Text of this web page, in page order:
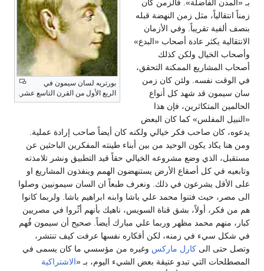
بورتريه لسان سيمون في
الربع الأول من القرن التاسع عشر.
بـ «المدن الفاضلة». فالزمن كان
زمناً انتقالياً، مثل زمن النهضة قبله
بنصف ألفية تقريباً. وفي الأزمان
الانتقالية يكثر عادة أصحاب «البدع»
وأصحاب الخيال ولكن كذلك
أصحاب المشاريع الممكنة التحقق،
في الوقت نفسه. ولئن كان زمن
سان سيمون قد شهد كل أنواع
الحالمين المتكاثرين، فإن هذا
«النبيل المفلس» كما كان البعض
يدعوه، كان صاحب فكر خيالي ولكنه كان أيضاً صاحب إرادة عملية.
ومن هنا يكاد يكون الوحيد من بين أبناء طينته المفكرين الباحثين عن
مستقبل، الذي وضع مشروعه الخيالي حقاً قيد التطبيق ونشر تلامذته
وتابعيه في كل أصقاع الأرض يستنهضون الهمم وينفذون المشاريع او
على الأقل يشرعون في ذلك. ونعرف طبعاً ان السان سيمونيين وصلوا
الى مصر، حيث فتنوا محمد علي باشا وابنه ابراهيم باشا. ولربما كانوا
هم من فكر، أولاً، بشق قناة السويس، ناهيك بأنهم أثّروا في مصريين
كبار، منهم محمد مظهر وربما علي مبارك أيضاً. صحيح أن سيمون فُهم
في شكل سيء في زمنه، لكن أفكاره نفسها عرفت كيف تنتشر،
وتصل حتى الى كارل ماركس وغيره من مؤسسي ما كان يسمى في
المصطلحات التي تبدو عتيقة بعض الشيء اليوم، بـ «الاشتراكية